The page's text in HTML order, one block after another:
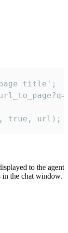
title';
true, url);
to the agent
in the chat window.